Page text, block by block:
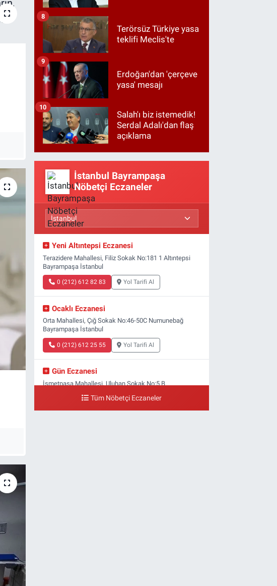
Terörsüz Türkiye yasa
teklifi Meclis'te
8
Erdoğan'dan 'çerçeve
yasa' mesajı
9
Salah'ı biz istemedik!
Serdal Adalı'dan flaş
açıklama
10
İstanbul Bayrampaşa
Nöbetçi Eczaneler
Yeni Altıntepsi Eczanesi
Terazidere Mahallesi, Filiz Sokak No:181 1 Altıntepsi
Bayrampaşa İstanbul
0 (212) 612 82 83 Yol Tarifi Al
Ocaklı Eczanesi
Orta Mahallesi, Çığ Sokak No:46-50C Numunebağ
Bayrampaşa İstanbul
0 (212) 612 25 55 Yol Tarifi Al
Gün Eczanesi
İsmetpaşa Mahallesi, Uluhan Sokak No:5 B
Tüm Nöbetçi Eczaneler